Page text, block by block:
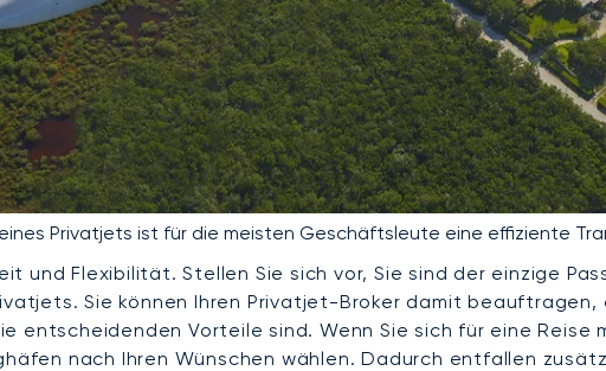
Privatjets ist für die meisten Geschäftsleute eine effiziente
und Flexibilität. Stellen Sie sich vor, Sie sind der einzige
Sie können Ihren Privatjet-Broker damit beauftragen,
entscheidenden Vorteile sind. Wenn Sie sich für eine
nach Ihren Wünschen wählen. Dadurch entfallen